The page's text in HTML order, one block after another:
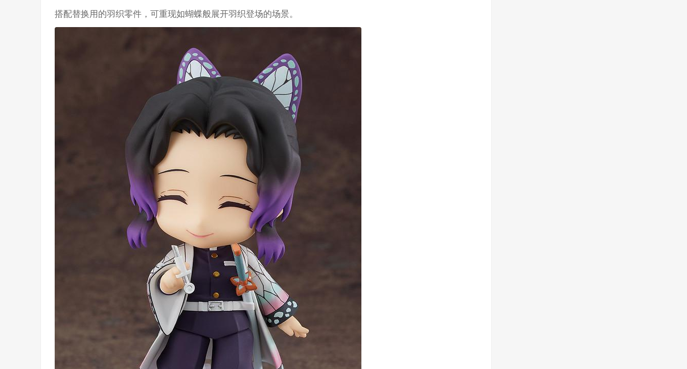
搭配替换用的羽织零件，可重现如蝴蝶般展开羽织登场的场景。